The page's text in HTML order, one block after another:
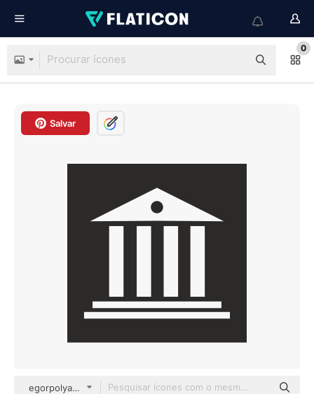
0
Salvar
egorpolyakov Others